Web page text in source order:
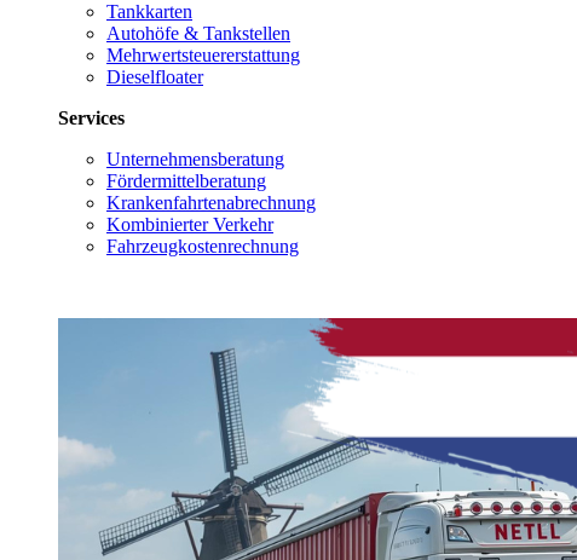
Tankkarten
Autohöfe & Tankstellen
Mehrwertsteuererstattung
Dieselfloater
Services
Unternehmensberatung
Fördermittelberatung
Krankenfahrtenabrechnung
Kombinierter Verkehr
Fahrzeugkostenrechnung